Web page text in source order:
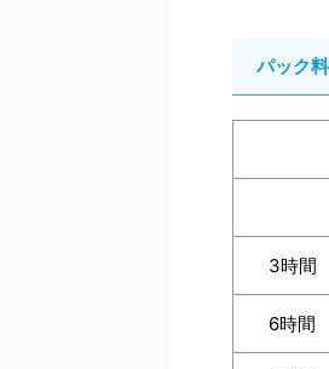
パック
3時間
6時間